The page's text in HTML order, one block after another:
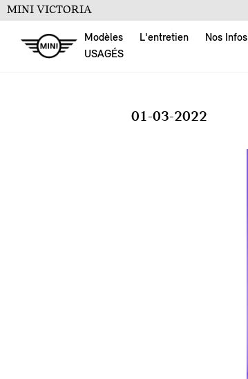
MINI VICTORIA
Modèles L'entretien Nos Infos
USAGÉS
01-03-2022